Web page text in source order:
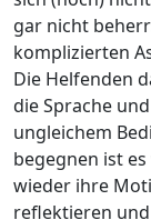
gar nicht
komplizierten
Die Helfenden
die Sprache
ungleichem
begegnen ist
wieder ihre
reflektieren